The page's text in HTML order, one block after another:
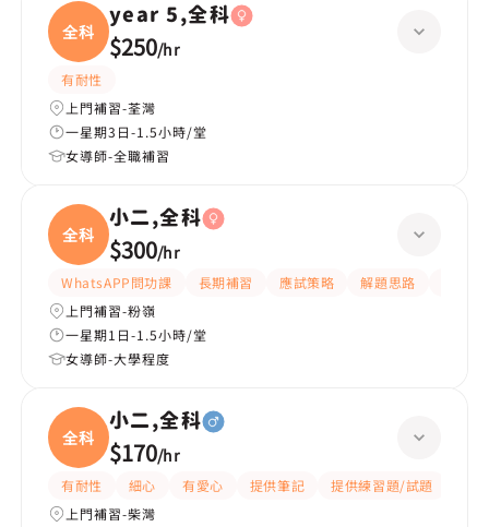
全科
year 5,全科
$250/hr
有耐性
上門補習-荃灣
一星期3日-1.5小時/堂
女導師-全職補習
全科
小二,全科
$300/hr
WhatsAPP問功課 長期補習 應試策略 解題思路
上門補習-粉嶺
一星期1日-1.5小時/堂
女導師-大學程度
全科
小二,全科
$170/hr
有耐性 細心 有愛心 提供筆記 提供練習題/試題
上門補習-柴灣